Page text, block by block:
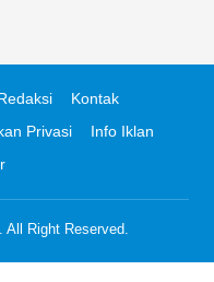
Kontak
Privasi
Info Iklan
. All Right Reserved.